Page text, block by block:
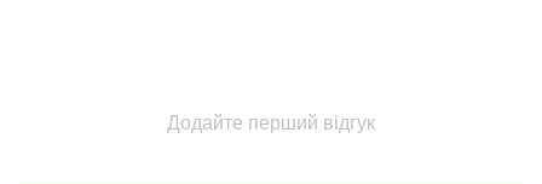
Додайте перший відгук